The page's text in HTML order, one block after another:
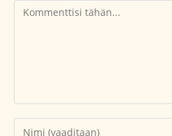
Kommentti
Kirjoita